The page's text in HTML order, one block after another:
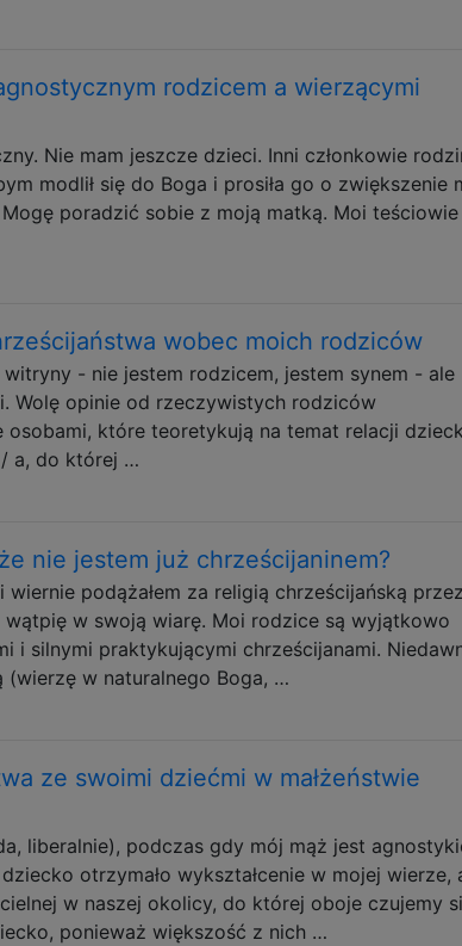
rodzicem a wierzącymi
Nie mam jeszcze dzieci. Inni członkowie
modlił się do Boga i prosiła go o zwiększenie
poradzić sobie z moją matką. Moi teściowie
wobec moich rodziców
- nie jestem rodzicem, jestem synem - ale
Wolę opinie od rzeczywistych rodziców
osobami, które teoretykują na temat relacji
a, do której …
nie jestem już chrześcijaninem?
wiernie podążałem za religią chrześcijańską przez
w swoją wiarę. Moi rodzice są wyjątkowo
i silnymi praktykującymi chrześcijanami.
(wierzę w naturalnego Boga, …
ze swoimi dziećmi w małżeństwie
liberalnie), podczas gdy mój mąż jest
otrzymało wykształcenie w mojej wierze,
w naszej okolicy, do której oboje czujemy
ponieważ większość z nich …